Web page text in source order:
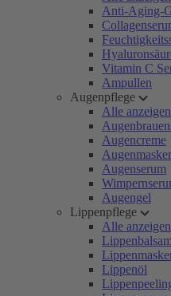
Anti-Aging-
Vitamin C
Ampullen
Augenpflege
Alle anzeigen
Augencreme
Augenserum
Augengel
Lippenpflege
Alle anzeigen
Lippenbalsam
Lippenöl